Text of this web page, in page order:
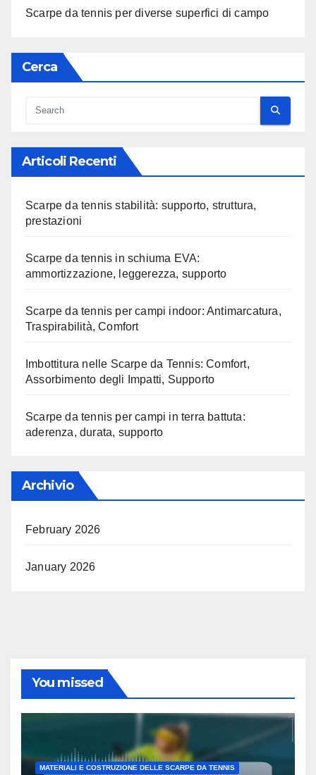
Scarpe da tennis per diverse superfici di campo
Cerca
Articoli Recenti
Scarpe da tennis stabilità: supporto, struttura,
prestazioni
Scarpe da tennis in schiuma EVA:
ammortizzazione, leggerezza, supporto
Scarpe da tennis per campi indoor: Antimarcatura,
Traspirabilità, Comfort
Imbottitura nelle Scarpe da Tennis: Comfort,
Assorbimento degli Impatti, Supporto
Scarpe da tennis per campi in terra battuta:
aderenza, durata, supporto
Archivio
February 2026
January 2026
You missed
MATERIALI E COSTRUZIONE DELLE SCARPE DA TENNIS